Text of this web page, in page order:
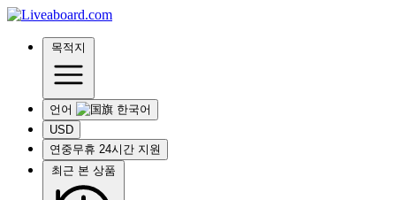
목적지
언어
USD
연중무휴 24시간 지원
최근 본 상품